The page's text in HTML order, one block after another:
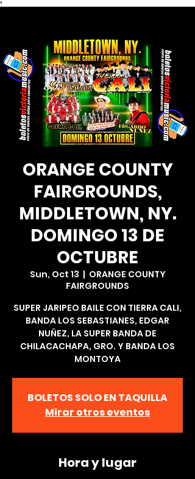
*
ORANGE COUNTY
FAIRGROUNDS,
MIDDLETOWN, NY.
DOMINGO 13 DE
OCTUBRE
Sun, Oct 13
  |
ORANGE COUNTY
FAIRGROUNDS
SUPER JARIPEO BAILE CON TIERRA CALI,
BANDA LOS SEBASTIANES, EDGAR
NUÑEZ, LA SUPER BANDA DE
CHILACACHAPA, GRO. Y BANDA LOS
MONTOYA
BOLETOS SOLO EN TAQUILLA
Mirar otros eventos
Hora y lugar